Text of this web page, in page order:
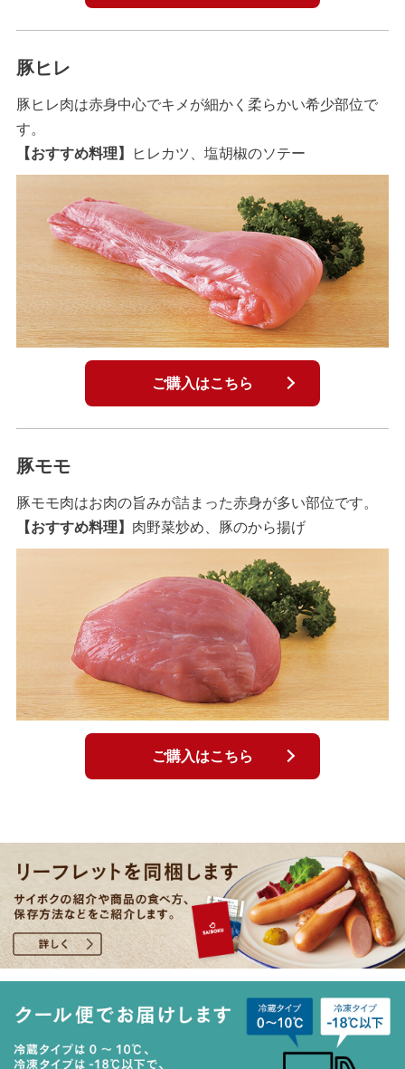
豚ヒレ
豚ヒレ肉は赤身中心でキメが細かく柔らかい希少部位で
す。
【おすすめ料理】
ヒレカツ、塩胡椒のソテー
ご購入はこちら
豚モモ
豚モモ肉はお肉の旨みが詰まった赤身が多い部位です。
【おすすめ料理】 肉野菜炒め、豚のから揚げ
ご購入はこちら